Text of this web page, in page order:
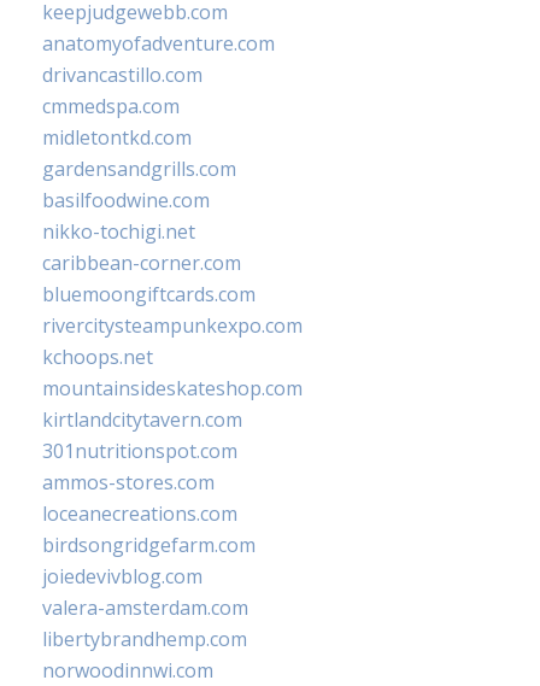
keepjudgewebb.com
anatomyofadventure.com
drivancastillo.com
cmmedspa.com
midletontkd.com
gardensandgrills.com
basilfoodwine.com
nikko-tochigi.net
caribbean-corner.com
bluemoongiftcards.com
rivercitysteampunkexpo.com
kchoops.net
mountainsideskateshop.com
kirtlandcitytavern.com
301nutritionspot.com
ammos-stores.com
loceanecreations.com
birdsongridgefarm.com
joiedevivblog.com
valera-amsterdam.com
libertybrandhemp.com
norwoodinnwi.com